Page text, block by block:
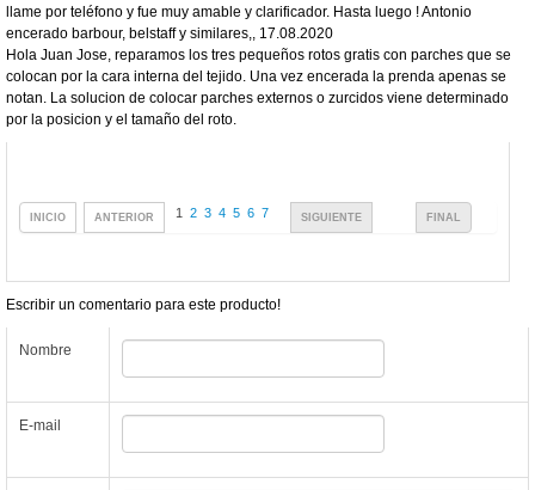
llame por teléfono y fue muy amable y clarificador. Hasta luego ! Antonio
encerado barbour, belstaff y similares,
17.08.2020
Hola Juan Jose, reparamos los tres pequeños rotos gratis con parches que se
colocan por la cara interna del tejido. Una vez encerada la prenda apenas se
notan. La solucion de colocar parches externos o zurcidos viene determinado
por la posicion y el tamaño del roto.
INICIO ANTERIOR 1 2 3 4 5 6 7 SIGUIENTE FINAL
Escribir un comentario para este producto!
Nombre
E-mail